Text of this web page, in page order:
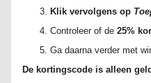
Klik vervolgens op
Controleer of de 25%
Ga daarna verder met
De kortingscode is alleen